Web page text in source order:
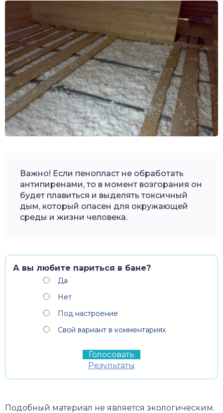
Важно! Если пенопласт не обработать
антипиренами, то в момент возгорания он
будет плавиться и выделять токсичный
дым, который опасен для окружающей
среды и жизни человека.
А вы любите париться в бане?
Да
Нет
Под настроение
Свой вариант в комментариях
Результаты
Подобный материал не является экологическим.